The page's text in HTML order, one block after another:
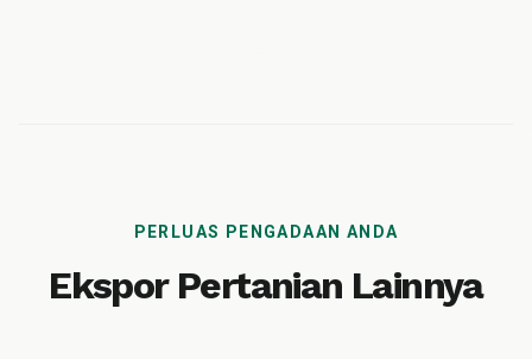
PERLUAS PENGADAAN ANDA
Ekspor Pertanian Lainnya